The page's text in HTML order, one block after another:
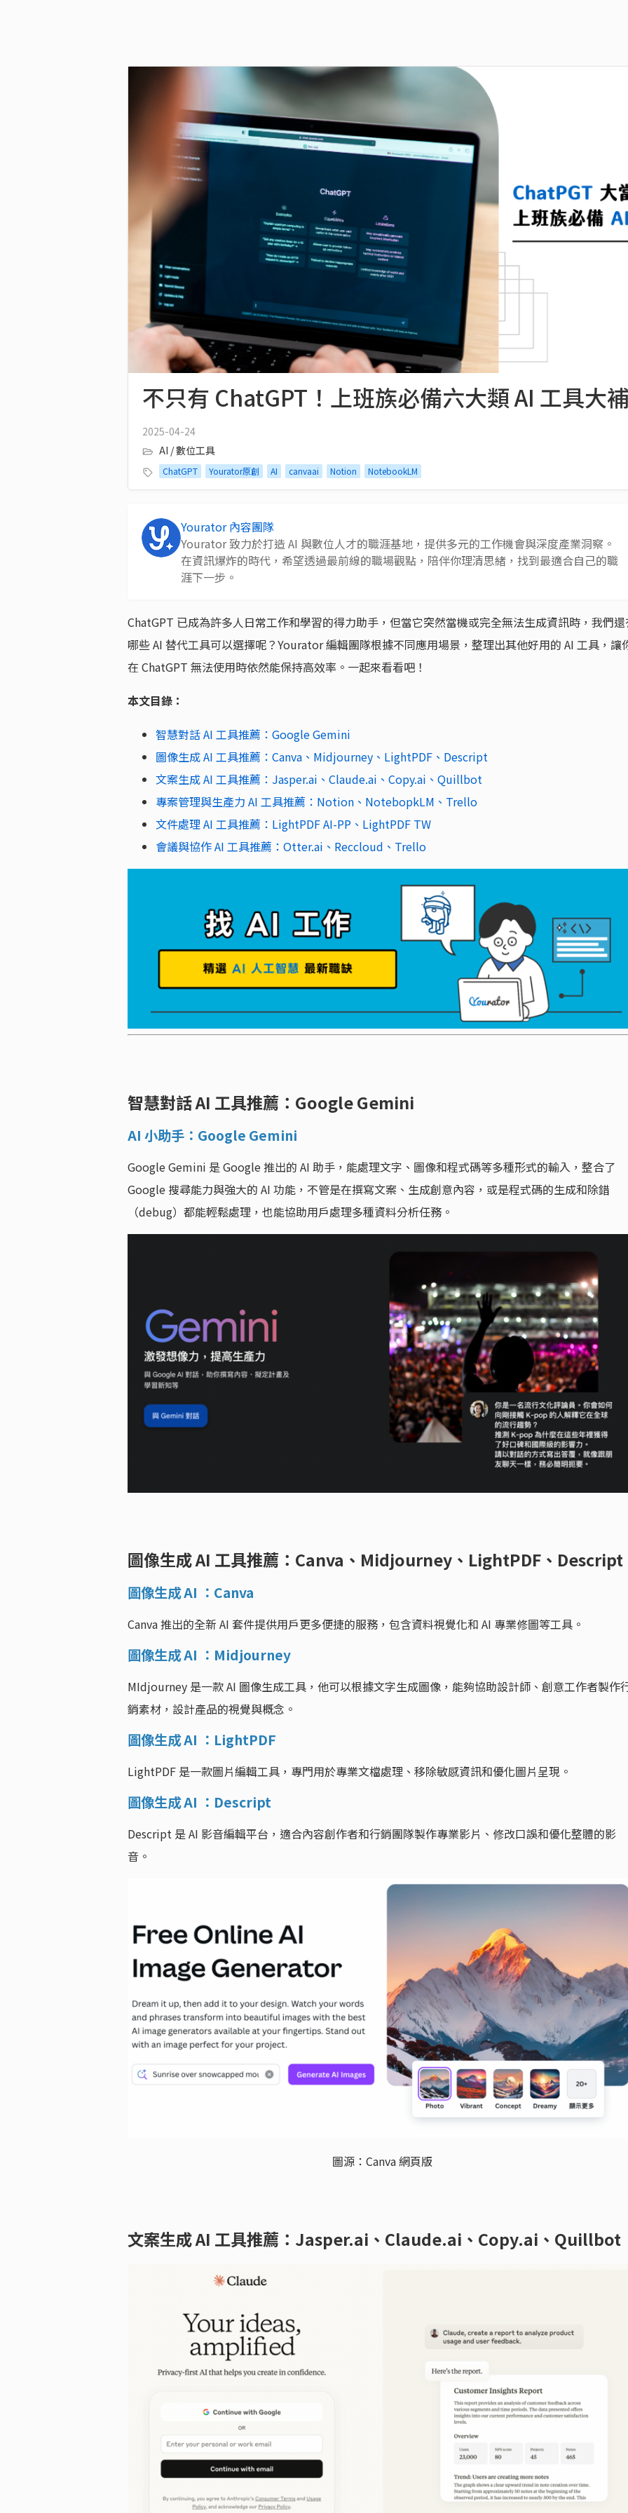
不只有 ChatGPT！上班族必備六大類 AI 工具大
2025-04-24
AI / 數位工具
ChatGPT Yourator原創 AI canvaai Notion NotebookLM
Yourator 內容團隊
Yourator 致力於打造 AI 與數位人才的職涯基地，提供多元的工作機會與深度產業洞察。
在資訊爆炸的時代，希望透過最前線的職場觀點，陪伴你理清思緒，找到最適合自己的職
涯下一步。
ChatGPT 已成為許多人日常工作和學習的得力助手，但當它突然當機或完全無法生成資訊時，我們
哪些 AI 替代工具可以選擇呢？Yourator 編輯團隊根據不同應用場景，整理出其他好用的 AI 工具，讓
在 ChatGPT 無法使用時依然能保持高效率。一起來看看吧！
本文目錄：
智慧對話 AI 工具推薦：Google Gemini
圖像生成 AI 工具推薦：Canva、Midjourney、LightPDF、Descript
文案生成 AI 工具推薦：Jasper.ai、Claude.ai、Copy.ai、Quillbot
專案管理與生產力 AI 工具推薦：Notion、NotebopkLM、Trello
文件處理 AI 工具推薦：LightPDF AI-PP、LightPDF TW
會議與協作 AI 工具推薦：Otter.ai、Reccloud、Trello
智慧對話 AI 工具推薦：Google Gemini
AI 小助手：Google Gemini
Google Gemini 是 Google 推出的 AI 助手，能處理文字、圖像和程式碼等多種形式的輸入，整合了
Google 搜尋能力與強大的 AI 功能，不管是在撰寫文案、生成創意內容，或是程式碼的生成和除錯
（debug）都能輕鬆處理，也能協助用戶處理多種資料分析任務。
圖像生成 AI 工具推薦：Canva、Midjourney、LightPDF、Descript
圖像生成 AI ：Canva
Canva 推出的全新 AI 套件提供用戶更多便捷的服務，包含資料視覺化和 AI 專業修圖等工具。
圖像生成 AI ： Midjourney
MIdjourney 是一款 AI 圖像生成工具，他可以根據文字生成圖像，能夠協助設計師、創意工作者製作
銷素材，設計產品的視覺與概念。
圖像生成 AI ：LightPDF
LightPDF 是一款圖片編輯工具，專門用於專業文檔處理、移除敏感資訊和優化圖片呈現。
圖像生成 AI ：Descript
Descript 是 AI 影音編輯平台，適合內容創作者和行銷團隊製作專業影片、修改口誤和優化整體的影
音。
圖源：Canva 網頁版
文案生成 AI 工具推薦：Jasper.ai、Claude.ai、Copy.ai、Quillbot